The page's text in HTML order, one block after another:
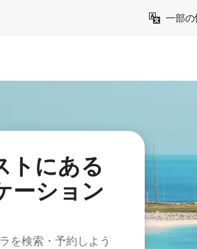
一部の
トにある
ーション
を検索・予約しよう